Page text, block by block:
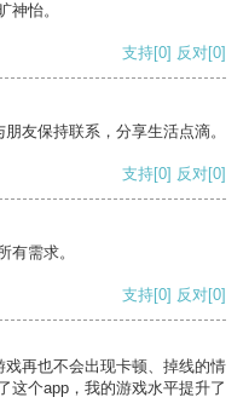
神怡。
支持[0] 反对[0]
友保持联系，分享生活点滴。
支持[0] 反对[0]
有需求。
支持[0] 反对[0]
再也不会出现卡顿、掉线的情
这个app，我的游戏水平提升了